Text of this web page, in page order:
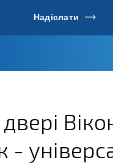
Надіслати
двері
-